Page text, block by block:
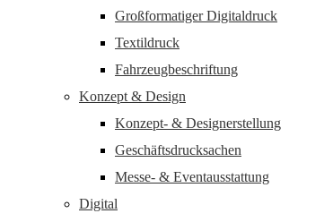
Großformatiger Digitaldruck
Textildruck
Fahrzeugbeschriftung
Konzept & Design
Konzept- & Designerstellung
Geschäftsdrucksachen
Messe- & Eventausstattung
Digital